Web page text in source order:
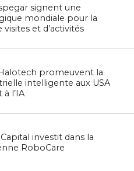
signent une
mondiale pour la
et d’activités
promeuvent la
intelligente aux USA
à l’IA
investit dans la
RoboCare